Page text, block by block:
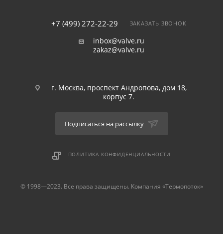
+7 (499) 272-22-29 ЗАКАЗАТЬ ЗВОНОК
inbox@valve.ru
zakaz@valve.ru
г. Москва, проспект Андропова, дом 18,
корпус 7.
Подписаться на рассылку
ПОЛИТИКА КОНФИДЕНЦИАЛЬНОСТИ
© 1998—2023. Все права защищены. Компания «Термопоток»